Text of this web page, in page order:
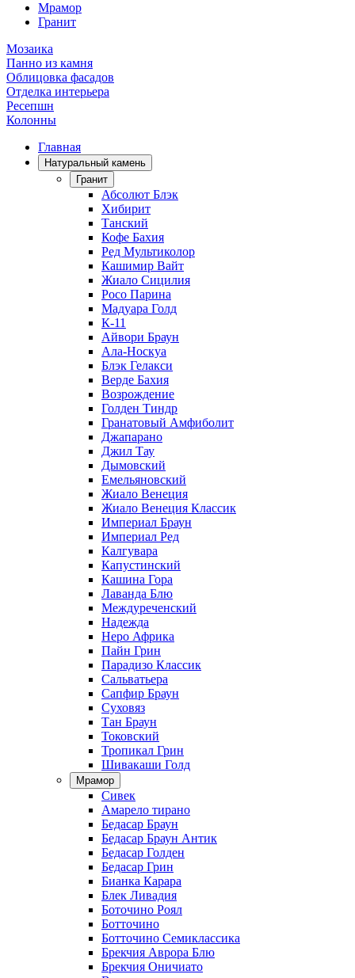
Мрамор
Гранит
Мозаика
Панно из камня
Облицовка фасадов
Отделка интерьера
Ресепшн
Колонны
Главная
Натуральный камень
Гранит
Абсолют Блэк
Хибирит
Танский
Кофе Бахия
Ред Мультиколор
Кашимир Вайт
Жиало Сицилия
Росо Парина
Мадуара Голд
К-11
Айвори Браун
Ала-Носкуа
Блэк Гелакси
Верде Бахия
Возрождение
Голден Тиндр
Гранатовый Амфиболит
Джапарано
Джил Тау
Дымовский
Емельяновский
Жиало Венеция
Жиало Венеция Классик
Империал Браун
Империал Ред
Калгувара
Капустинский
Кашина Гора
Лаванда Блю
Междуреченский
Надежда
Неро Африка
Пайн Грин
Парадизо Классик
Сальватьера
Сапфир Браун
Суховяз
Тан Браун
Токовский
Тропикал Грин
Шивакаши Голд
Мрамор
Сивек
Амарело тирано
Бедасар Браун
Бедасар Браун Антик
Бедасар Голден
Бедасар Грин
Бианка Карара
Блек Ливадия
Боточино Роял
Ботточино
Ботточино Семиклассика
Брекчия Аврора Блю
Брекчия Оничиато